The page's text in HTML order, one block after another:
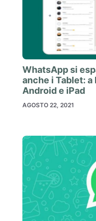
WhatsApp si
anche i Tablet:
Android e iPad
AGOSTO 22, 2021